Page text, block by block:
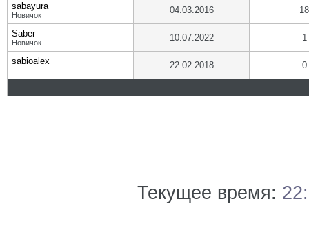
sabayura
Новичок 04.03.2016 18
Saber
Новичок 10.07.2022 1
sabioalex 22.02.2018 0
Текущее время: